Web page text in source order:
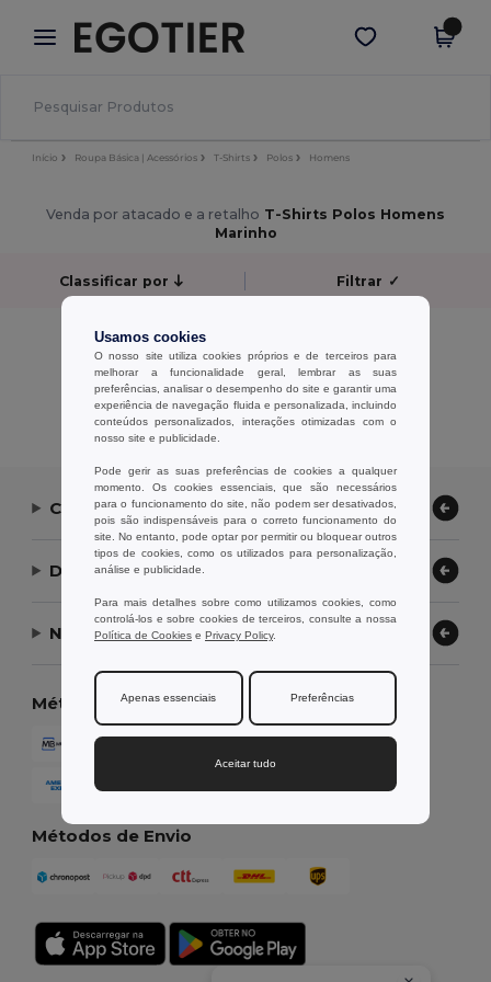
× App Egotier
Melhores preços na app!
Obter app
Início Roupa Básica | Acessórios T-Shirts Polos Homens
Venda por atacado e a retalho T-Shirts Polos Homens
Marinho
Classificar por Filtrar ✓
Sem resultados.
Sem resultados.
Exibindo Todos Os Produtos.
Contate-nos
Deixe-nos ajudar
Nossa Empresa
Métodos de Pagamento
Métodos de Envio
Usamos cookies
O nosso site utiliza cookies próprios e de terceiros para
melhorar a funcionalidade geral, lembrar as suas
preferências, analisar o desempenho do site e garantir uma
experiência de navegação fluida e personalizada, incluindo
conteúdos personalizados, interações otimizadas com o
nosso site e publicidade.
Pode gerir as suas preferências de cookies a qualquer
momento. Os cookies essenciais, que são necessários
para o funcionamento do site, não podem ser desativados,
pois são indispensáveis para o correto funcionamento do
site. No entanto, pode optar por permitir ou bloquear outros
tipos de cookies, como os utilizados para personalização,
análise e publicidade.
Para mais detalhes sobre como utilizamos cookies, como
controlá-los e sobre cookies de terceiros, consulte a nossa
Política de Cookies e Privacy Policy.
Apenas essenciais Preferências
Aceitar tudo